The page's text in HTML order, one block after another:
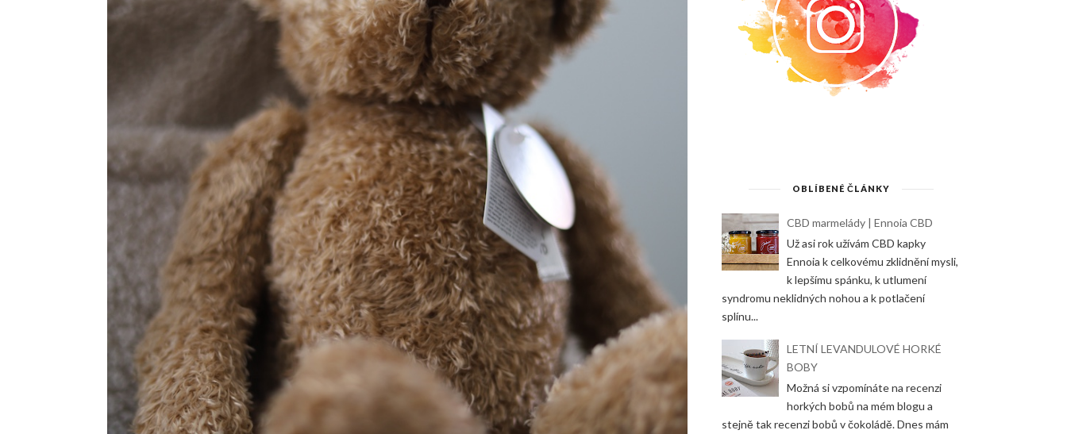
OBLÍBENÉ ČLÁNKY
CBD marmelády | Ennoia CBD
Už asi rok užívám CBD kapky
Ennoia k celkovému zklidnění mysli,
k lepšímu spánku, k utlumení
syndromu neklidných nohou a k potlačení
splínu...
LETNÍ LEVANDULOVÉ HORKÉ
BOBY
Možná si vzpomínáte na recenzi
horkých bobů na mém blogu a
stejně tak recenzi bobů v čokoládě. Dnes mám